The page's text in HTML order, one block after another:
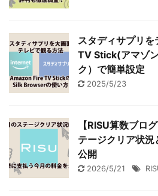
スタディサプリ
TV Stick(アマゾ
ク）で簡単設定
2025/5/23
【RISU算数ブロ
テージクリア状
公開
2026/5/21